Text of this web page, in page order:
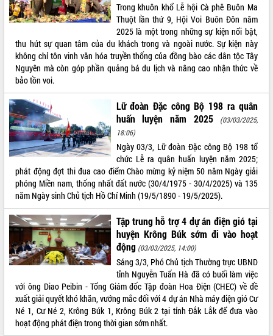
VIDEO
Trailer Lễ hội Sầu riêng Đắk Lắk năm
2026
Khám bệnh, cấp phát thuốc miễn phí
và tặng quà người dân xã Cư Pui
Hội nghị UBND tỉnh Đắk Lắk thường kỳ
tháng 7/2026
Lễ truy tặng danh hiệu “Bà Mẹ Việt
Nam Anh hùng” và trao Huân chương
Lao động
UBND tỉnh Đắk Lắk triển khai nhiệm
vụ 6 tháng cuối năm 2026
Kỳ họp thứ Hai, Hội đồng nhân dân
tỉnh khóa XI quyết nghị nhiều nội dung
quan trọng
ALBUM ẢNH
Trong khuôn khổ Lễ hội Cà phê Buôn Ma
Thuột lần thứ 9, Hội Voi Buôn Đôn năm
2025 là một trong những sự kiện nổi bật,
thu hút sự quan tâm của du khách trong và ngoài nước. Sự kiện này
không chỉ tôn vinh văn hóa truyền thống của đồng bào các dân tộc Tây
Nguyên mà còn góp phần quảng bá du lịch và nâng cao nhận thức về
bảo tồn voi.
Lữ đoàn Đặc công Bộ 198 ra quân
huấn luyện năm 2025
(03/03/2025,
18:06)
Ngày 03/3, Lữ đoàn Đặc công Bộ 198 tổ
chức Lễ ra quân huấn luyện năm 2025;
phát động đợt thi đua cao điểm Chào mừng kỷ niệm 50 năm Ngày giải
phóng Miền nam, thống nhất đất nước (30/4/1975 - 30/4/2025) và 135
năm Ngày sinh Chủ tịch Hồ Chí Minh (19/5/1890 - 19/5/2025).
Tập trung hỗ trợ 4 dự án điện gió tại
huyện Krông Búk sớm đi vào hoạt
động (03/03/2025, 14:00)
Sáng 3/3, Phó Chủ tịch Thường trực UBND
tỉnh Nguyễn Tuấn Hà đã có buổi làm việc
với ông Diao Peibin - Tổng Giám đốc Tập đoàn Hoa Điện (CHEC) về đề
xuất giải quyết khó khăn, vướng mắc đối với 4 dự án Nhà máy điện gió Cư
Né 1, Cư Né 2, Krông Búk 1, Krông Búk 2 tại tỉnh Đắk Lắk để đưa vào
hoạt động phát điện trong thời gian sớm nhất.